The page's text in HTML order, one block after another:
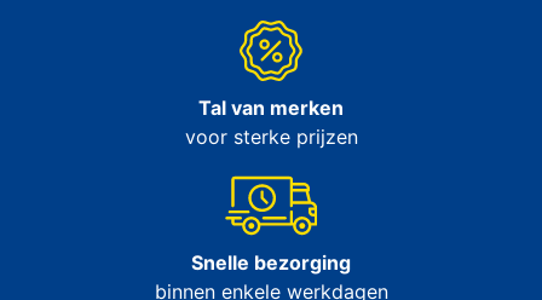
Tal van merken
voor sterke prijzen
Snelle bezorging
binnen enkele werkdagen